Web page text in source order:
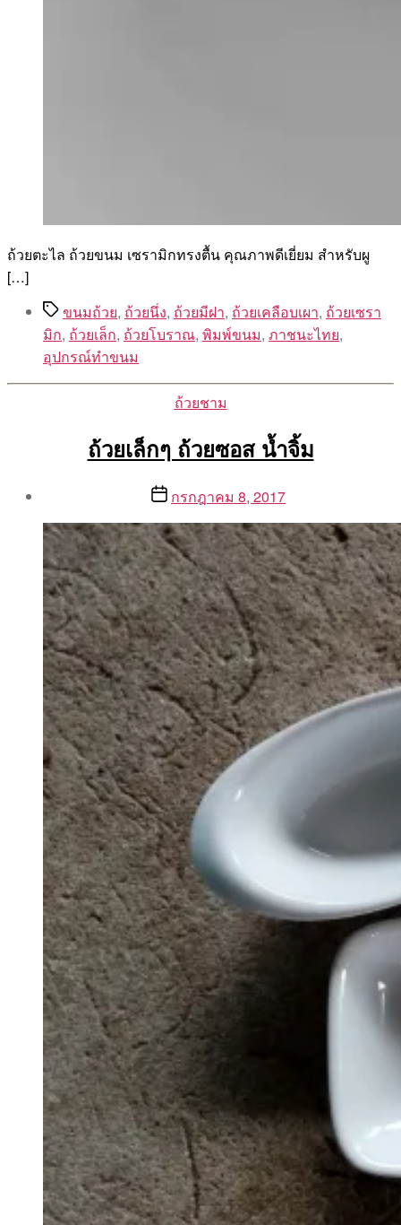
ถ้วยตะไล ถ้วยขนม เซรามิกทรงตื้น คุณภาพดีเยี่ยม สำหรับผู
[…]
Tagsขนมถ้วย, ถ้วยนึ่ง, ถ้วยมีฝา, ถ้วยเคลือบเผา, ถ้วยเซรา
มิก, ถ้วยเล็ก, ถ้วยโบราณ, พิมพ์ขนม, ภาชนะไทย,
อุปกรณ์ทำขนม
Categories
ถ้วยชาม
ถ้วยเล็กๆ ถ้วยซอส น้ำจิ้ม
Aea
Postกรกฎาคม 8, 2017